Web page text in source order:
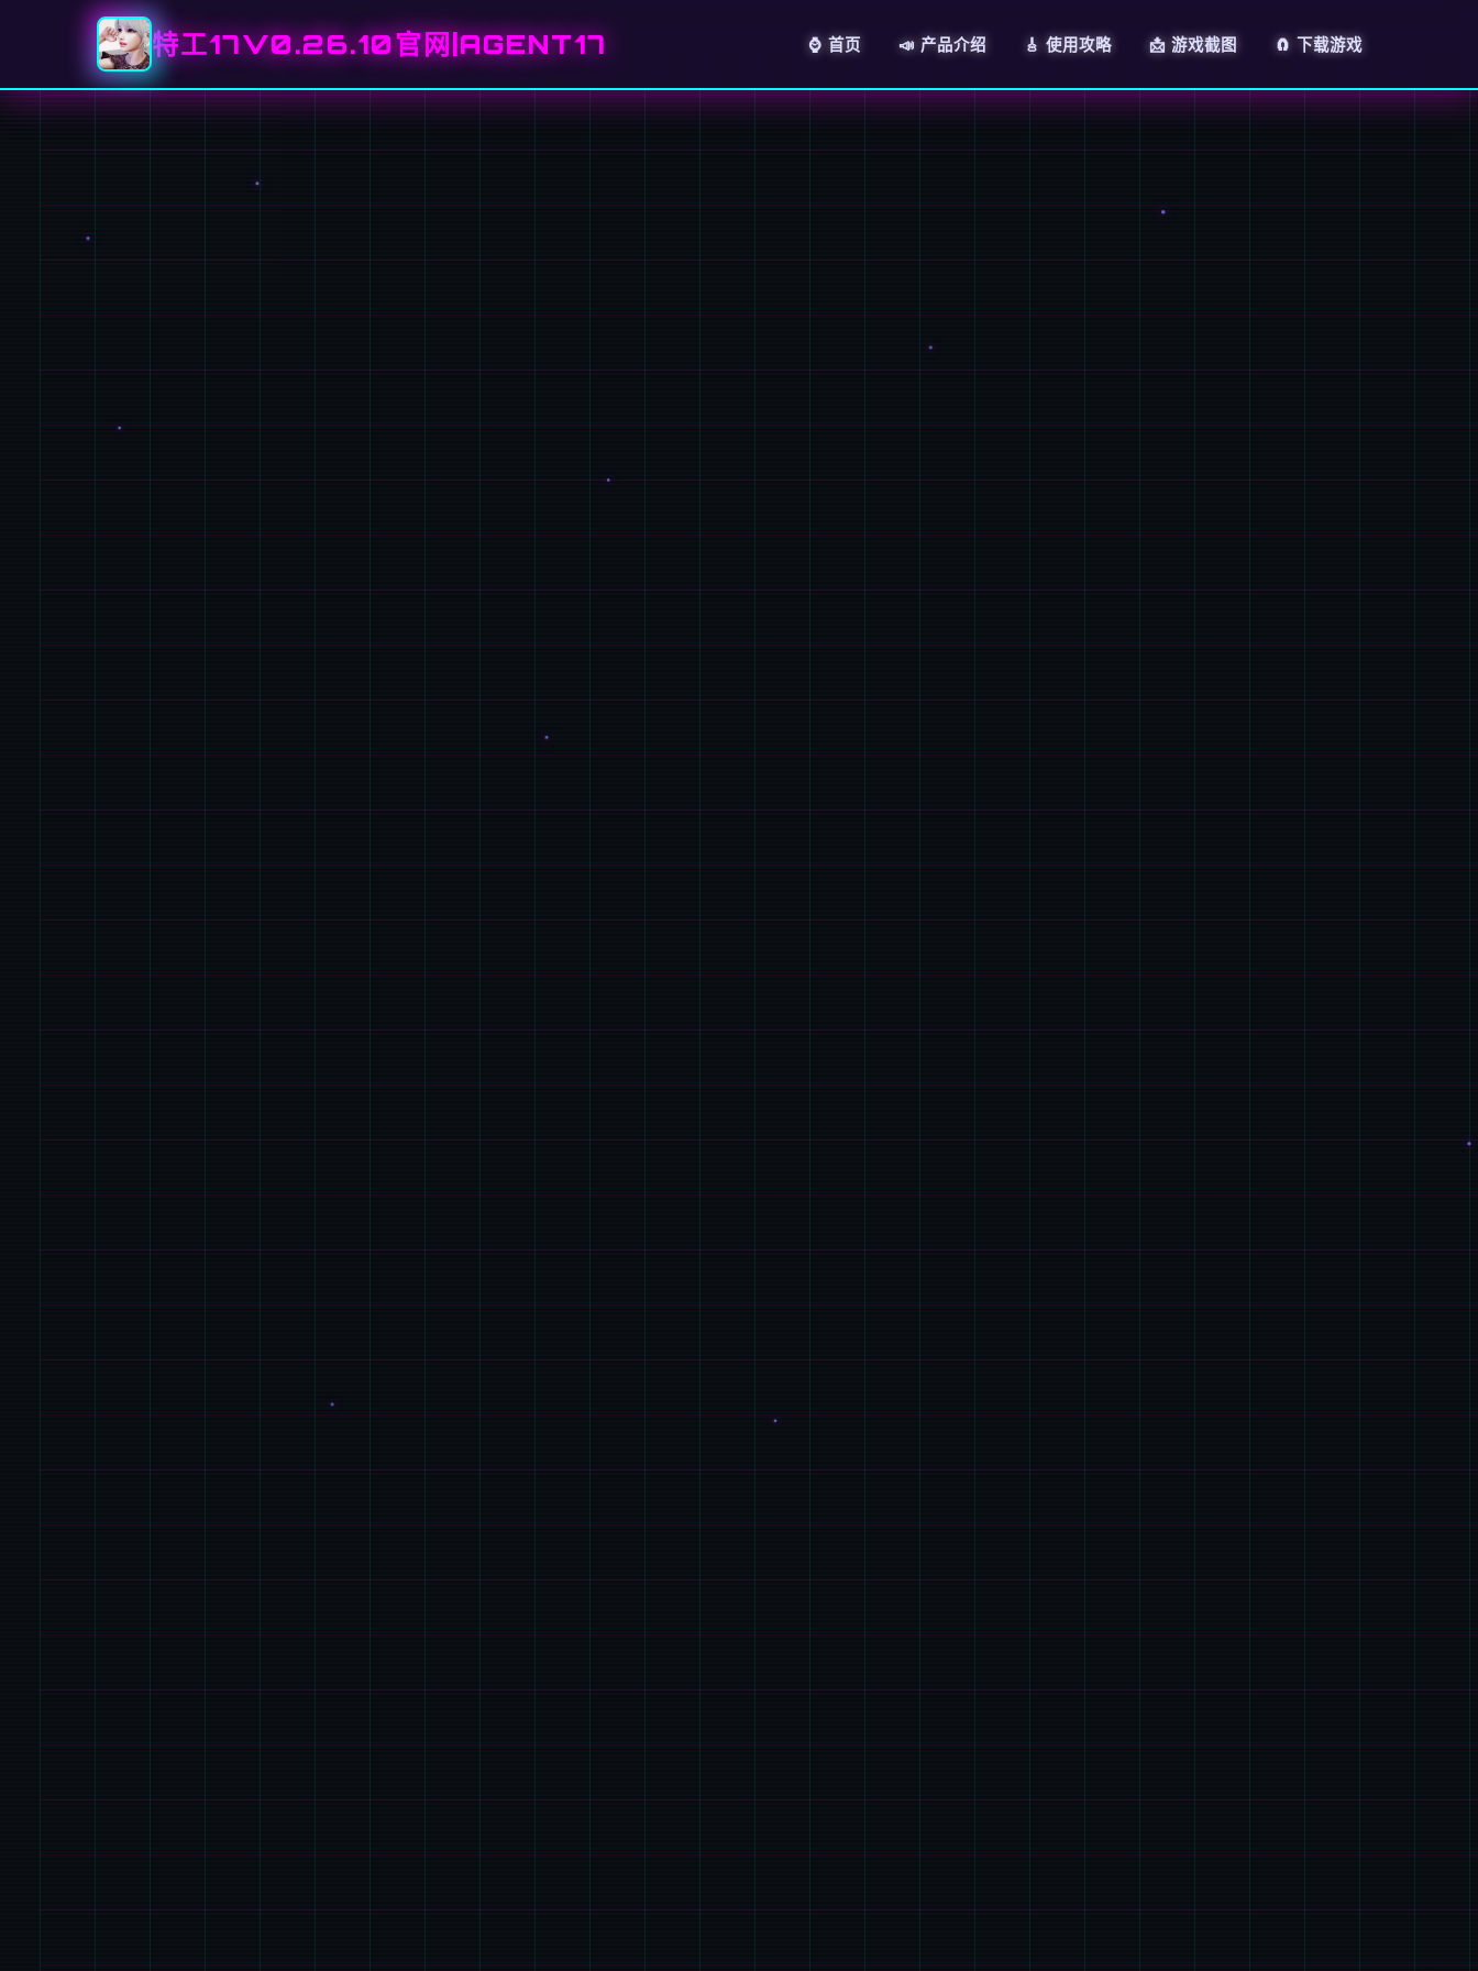
特工17V0.26.10官网|AGENT17 ⌚ 首页 📣 产品介绍 🎸 使用攻略 📩 游戏截图 🧲 下载游戏